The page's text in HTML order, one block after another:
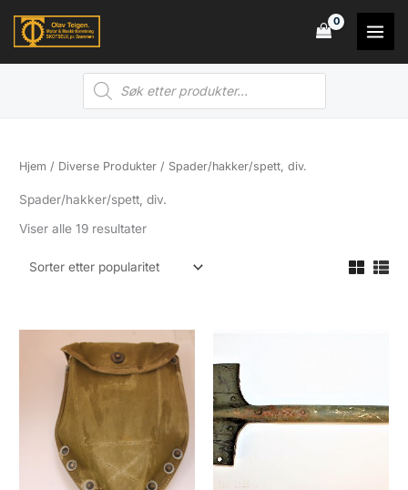
Products
search
Hjem / Diverse Produkter / Spader/hakker/spett, div.
Spader/hakker/spett, div.
Viser alle 19 resultaterSortert